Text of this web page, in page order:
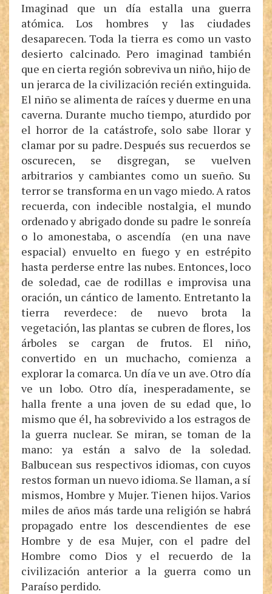
Imaginad que un día estalla una guerra
atómica. Los hombres y las ciudades
desaparecen. Toda la tierra es como un vasto
desierto calcinado. Pero imaginad también
que en cierta región sobreviva un niño, hijo de
un jerarca de la civilización recién extinguida.
El niño se alimenta de raíces y duerme en una
caverna. Durante mucho tiempo, aturdido por
el horror de la catástrofe, solo sabe llorar y
clamar por su padre. Después sus recuerdos se
oscurecen, se disgregan, se vuelven
arbitrarios y cambiantes como un sueño. Su
terror se transforma en un vago miedo. A ratos
recuerda, con indecible nostalgia, el mundo
ordenado y abrigado donde su padre le sonreía
o lo amonestaba, o ascendía (en una nave
espacial) envuelto en fuego y en estrépito
hasta perderse entre las nubes. Entonces, loco
de soledad, cae de rodillas e improvisa una
oración, un cántico de lamento. Entretanto la
tierra reverdece: de nuevo brota la
vegetación, las plantas se cubren de flores, los
árboles se cargan de frutos. El niño,
convertido en un muchacho, comienza a
explorar la comarca. Un día ve un ave. Otro día
ve un lobo. Otro día, inesperadamente, se
halla frente a una joven de su edad que, lo
mismo que él, ha sobrevivido a los estragos de
la guerra nuclear. Se miran, se toman de la
mano: ya están a salvo de la soledad.
Balbucean sus respectivos idiomas, con cuyos
restos forman un nuevo idioma. Se llaman, a sí
mismos, Hombre y Mujer. Tienen hijos. Varios
miles de años más tarde una religión se habrá
propagado entre los descendientes de ese
Hombre y de esa Mujer, con el padre del
Hombre como Dios y el recuerdo de la
civilización anterior a la guerra como un
Paraíso perdido.